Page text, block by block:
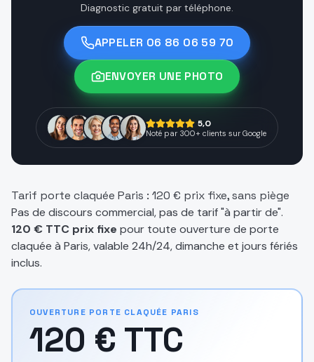
Diagnostic gratuit par téléphone.
APPELER 06 86 06 59 70
ENVOYER UNE PHOTO
5,0
Noté par 300+ clients sur Google
Tarif porte claquée Paris : 120 € prix fixe, sans piège
Pas de discours commercial, pas de tarif "à partir de".
120 € TTC prix fixe pour toute ouverture de porte
claquée à Paris, valable 24h/24, dimanche et jours fériés
inclus.
OUVERTURE PORTE CLAQUÉE PARIS
120 € TTC